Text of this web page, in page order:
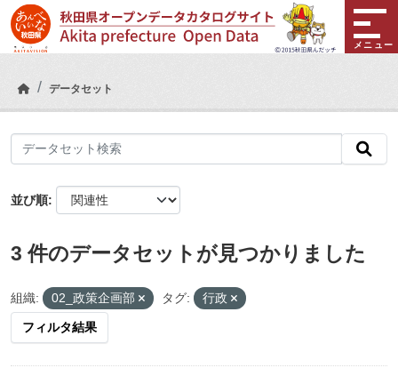
Skip to main content
メニュー
データセット
並び順
3 件のデータセットが見つかりました
組織: 02_政策企画部 タグ: 行政
フィルタ結果